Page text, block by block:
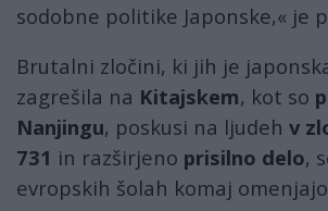
sodobne politike Japonske,« je
Brutalni zločini, ki jih je
zagrešila na Kitajskem, kot so
Nanjingu, poskusi na ljudeh v
731 in razširjeno prisilno delo,
evropskih šolah komaj